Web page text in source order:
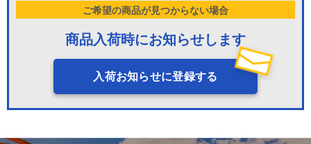
ご希望の商品が見つからない場合
商品入荷時にお知らせします
入荷お知らせに登録する